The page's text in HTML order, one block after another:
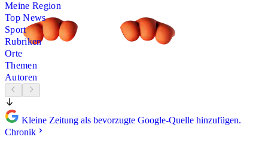
Meine Region
Top News
Sport
Rubriken
Orte
Themen
Autoren
Kleine Zeitung als bevorzugte Google-Quelle hinzufügen.
Chronik